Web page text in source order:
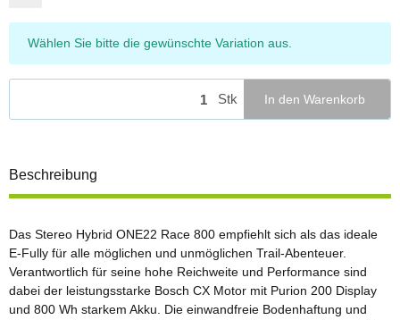
x
Wählen Sie bitte die gewünschte Variation aus.
Stk In den Warenkorb
Beschreibung
Das Stereo Hybrid ONE22 Race 800 empfiehlt sich als das ideale
E-Fully für alle möglichen und unmöglichen Trail-Abenteuer.
Verantwortlich für seine hohe Reichweite und Performance sind
dabei der leistungsstarke Bosch CX Motor mit Purion 200 Display
und 800 Wh starkem Akku. Die einwandfreie Bodenhaftung und